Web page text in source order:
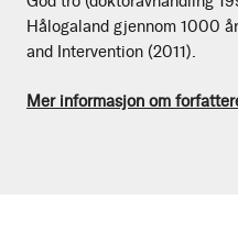
Hålogaland gjennom 1000
and Intervention (2011).
Mer informasjon om